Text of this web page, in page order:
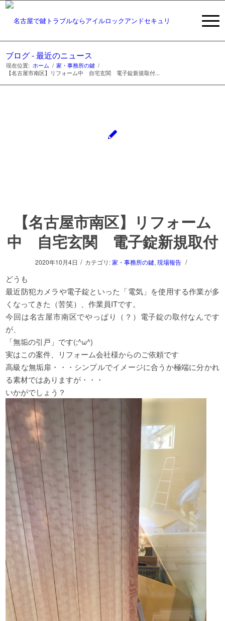
ブログ - 最近のニュース
現在位置: ホーム / 家・事務所の鍵 /
【名古屋市南区】リフォーム中 自宅玄関 電子錠新規取付...
【名古屋市南区】リフォーム
中 自宅玄関 電子錠新規取付
2020年10月4日 / カテゴリ:家・事務所の鍵, 現場報告 /
どうも
最近防犯カメラや電子錠といった「電気」を使用する作業が多
くなってきた（苦笑）、作業員ITです。
今回は名古屋市南区でやっぱり（？）電子錠の取付なんです
が、
「無垢の引戸」です(;^ω^)
実はこの案件、リフォーム会社様からのご依頼です
高級な無垢扉・・・シンプルでイメージに合うか極端に分かれ
る素材ではありますが・・・
いかがでしょう？